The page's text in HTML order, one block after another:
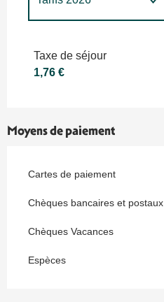
Taxe de séjour
1,76 €
Moyens de paiement
Cartes de paiement
Chèques bancaires et postaux
Chèques Vacances
Espèces